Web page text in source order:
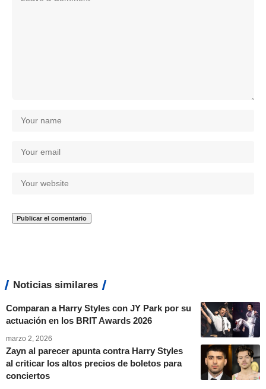
Noticias similares
Comparan a Harry Styles con JY Park por su
actuación en los BRIT Awards 2026
marzo 2, 2026
Zayn al parecer apunta contra Harry Styles
al criticar los altos precios de boletos para
conciertos